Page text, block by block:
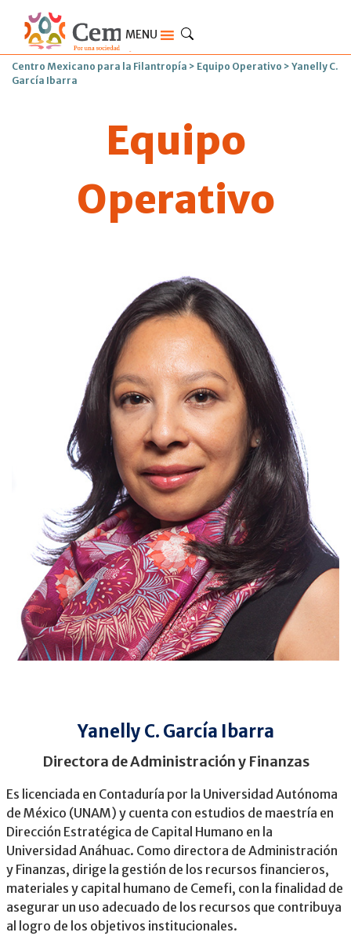
MENU
Centro Mexicano para la Filantropía > Equipo Operativo > Yanelly C.
García Ibarra
Equipo
Operativo
Yanelly C. García Ibarra
Directora de Administración y Finanzas
Es licenciada en Contaduría por la Universidad Autónoma
de México (UNAM) y cuenta con estudios de maestría en
Dirección Estratégica de Capital Humano en la
Universidad Anáhuac. Como directora de Administración
y Finanzas, dirige la gestión de los recursos financieros,
materiales y capital humano de Cemefi, con la finalidad de
asegurar un uso adecuado de los recursos que contribuya
al logro de los objetivos institucionales.